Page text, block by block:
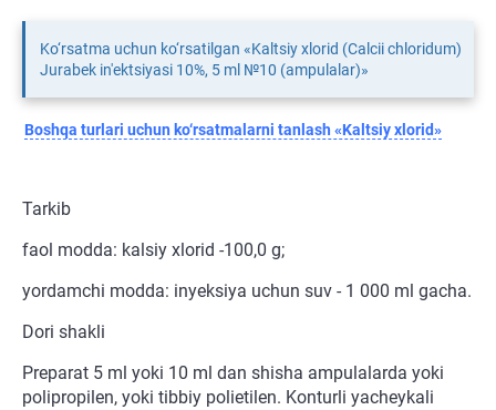
Ko‘rsatma uchun ko‘rsatilgan «Kaltsiy xlorid (Calcii chloridum)
Jurabek in'ektsiyasi 10%, 5 ml №10 (ampulalar)»
Boshqa turlari uchun ko‘rsatmalarni tanlash «Kaltsiy xlorid»
Tarkib
faol modda: kalsiy xlorid -100,0 g;
yordamchi modda: inyeksiya uchun suv - 1 000 ml gacha.
Dori shakli
Preparat 5 ml yoki 10 ml dan shisha ampulalarda yoki
polipropilen, yoki tibbiy polietilen. Konturli yacheykali